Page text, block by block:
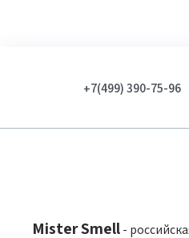
+7(499) 390-75-96
Mister Smell -